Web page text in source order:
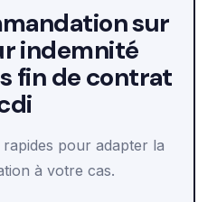
sur
indemnité
fin de contrat
pour adapter la
à votre cas.